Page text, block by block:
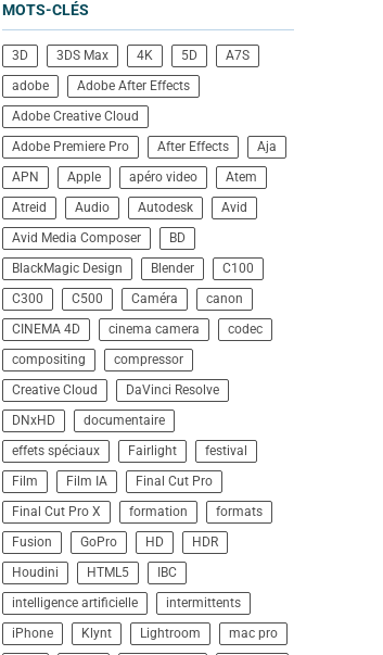
MOTS-CLÉS
3D 3DS Max 4K 5D
A7S
adobe
Adobe After Effects
Adobe Creative Cloud
Adobe Premiere Pro
After Effects
Aja
APN
Apple apéro video
Atem
Atreid
Audio Autodesk
Avid
Avid Media Composer
BD
BlackMagic Design
Blender
C100
C300
C500 Caméra
canon
CINEMA 4D
cinema camera
codec
compositing
compressor
Creative Cloud
DaVinci Resolve
DNxHD
documentaire
effets spéciaux
Fairlight
festival
Film
Film IA
Final Cut Pro
Final Cut Pro X
formation
formats
Fusion
GoPro HD
HDR
Houdini
HTML5
IBC
intelligence artificielle
intermittents
iPhone
Klynt Lightroom
mac pro